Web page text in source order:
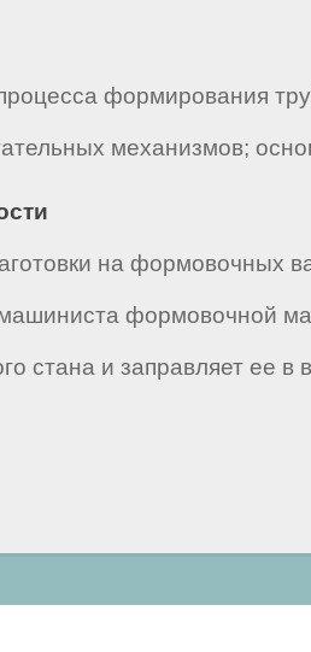
формирования
механизмов;
на формовочных
машиниста формовочной
стана и заправляет ее в